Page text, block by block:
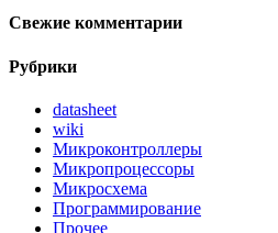
Свежие комментарии
Рубрики
datasheet
wiki
Микроконтроллеры
Микропроцессоры
Микросхема
Программирование
Прочее